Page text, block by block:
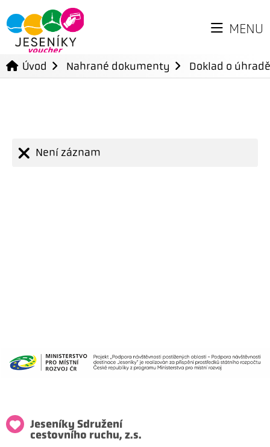
MENU
Úvod Nahrané dokumenty Doklad o
Není záznam
Jeseníky Sdružení
cestovního ruchu, z.s.